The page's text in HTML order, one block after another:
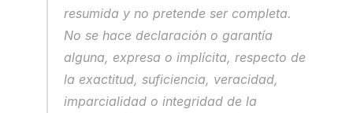
resumida y no pretende ser completa.
No se hace declaración o garantía
alguna, expresa o implícita, respecto de
la exactitud, suficiencia, veracidad,
imparcialidad o integridad de la